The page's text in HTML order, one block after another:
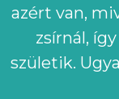
azért van,
zsírnál,
születik.